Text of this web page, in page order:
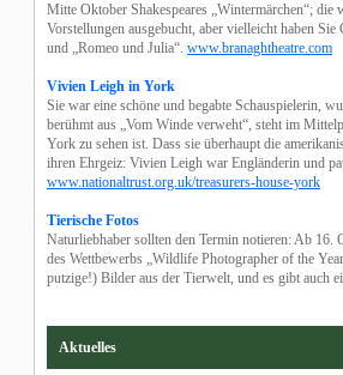
Mitte Oktober Shakespeares „Wintermärchen“;
Vorstellungen ausgebucht, aber vielleicht haben
und „Romeo und Julia“. www.branaghtheatre.com
Vivien Leigh in York
Sie war eine schöne und begabte Schauspielerin,
berühmt aus „Vom Winde verweht“, steht im
York zu sehen ist. Dass sie überhaupt die
ihren Ehrgeiz: Vivien Leigh war Engländerin und
www.nationaltrust.org.uk/treasurers-house-york
Tierische Fotos
Naturliebhaber sollten den Termin notieren: Ab
des Wettbewerbs „Wildlife Photographer of the
putzige!) Bilder aus der Tierwelt, und es gibt auch
Aktuelles